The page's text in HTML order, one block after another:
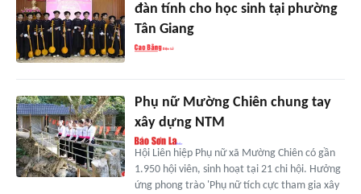
đàn tính cho học sinh tại phường
Tân Giang
Phụ nữ Mường Chiên chung tay
xây dựng NTM
Hội Liên hiệp Phụ nữ xã Mường Chiên có gần
1.950 hội viên, sinh hoạt tại 21 chi hội. Hưởng
ứng phong trào 'Phụ nữ tích cực tham gia xây